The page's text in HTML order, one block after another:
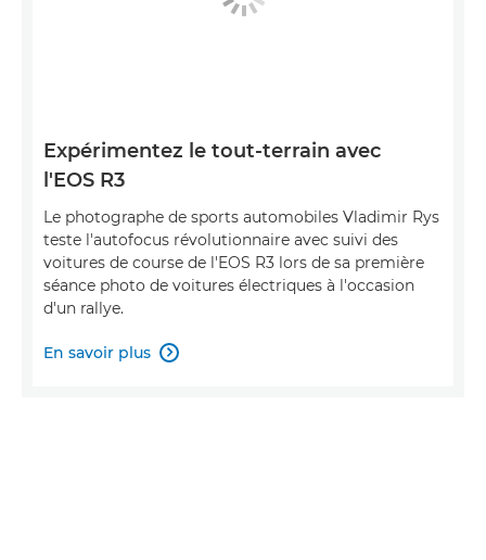
Expérimentez le tout-terrain avec
l'EOS R3
Le photographe de sports automobiles Vladimir Rys
teste l'autofocus révolutionnaire avec suivi des
voitures de course de l'EOS R3 lors de sa première
séance photo de voitures électriques à l'occasion
d'un rallye.
En savoir plus 